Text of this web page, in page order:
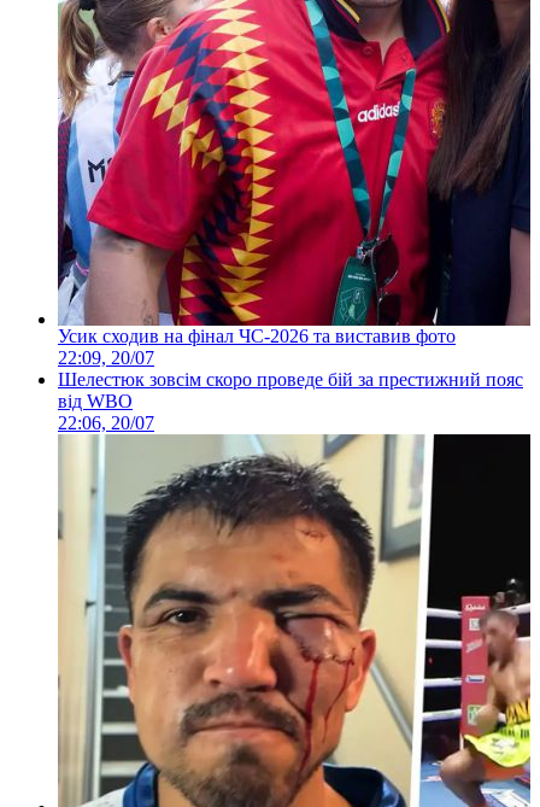
Усик сходив на фінал ЧС-2026 та виставив фото
22:09, 20/07
Шелестюк зовсім скоро проведе бій за престижний пояс
від WBO
22:06, 20/07